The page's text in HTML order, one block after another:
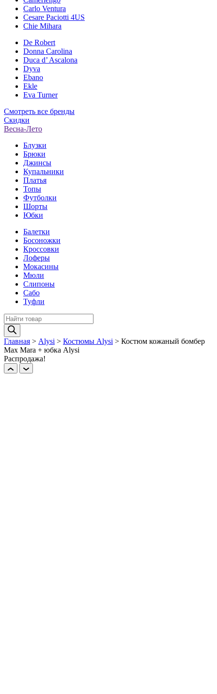
Carlo Ventura
Cesare Paciotti 4US
Chie Mihara
De Robert
Donna Carolina
Duca d’ Ascalona
Dyva
Ebano
Ekle
Eva Turner
Смотреть все бренды
Скидки
Весна-Лето
Блузки
Брюки
Джинсы
Купальники
Платья
Топы
Футболки
Шорты
Юбки
Балетки
Босоножки
Кроссовки
Лоферы
Мокасины
Мюли
Слипоны
Сабо
Туфли
Поиск
товаров
Главная > Alysi > Костюмы Alysi > Костюм кожаный бомбер
Max Mara + юбка Alysi
Распродажа!